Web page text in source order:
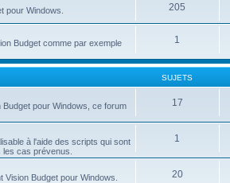
pour Windows. 205
Budget comme par exemple
1
SUJETS
pour Windows, ce forum
17
à l'aide des scripts qui sont
cas prévenus.
1
Budget pour Windows. 20